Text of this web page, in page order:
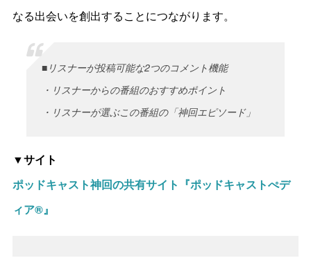
なる出会いを創出することにつながります。
■リスナーが投稿可能な2つのコメント機能
・リスナーからの番組のおすすめポイント
・リスナーが選ぶこの番組の「神回エピソード」
▼サイト
ポッドキャスト神回の共有サイト『ポッドキャストぺデ
ィア®』